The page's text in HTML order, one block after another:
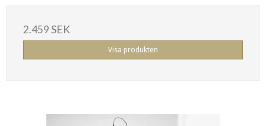
2.459 SEK
Visa produkten